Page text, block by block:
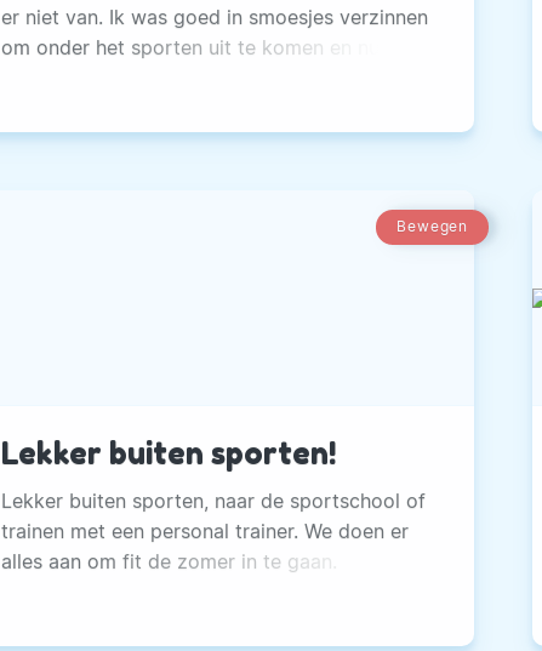
er niet van. Ik was goed in smoesjes verzinnen
om onder het sporten uit te komen en nu nog
Bewegen
Lekker buiten sporten!
Lekker buiten sporten, naar de sportschool of
trainen met een personal trainer. We doen er
alles aan om fit de zomer in te gaan.